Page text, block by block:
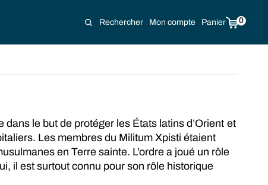
Rechercher Mon compte Panier 0
le but de protéger les États latins d’Orient et
Les membres du Militum Xpisti étaient
en Terre sainte. L’ordre a joué un rôle
il est surtout connu pour son rôle historique